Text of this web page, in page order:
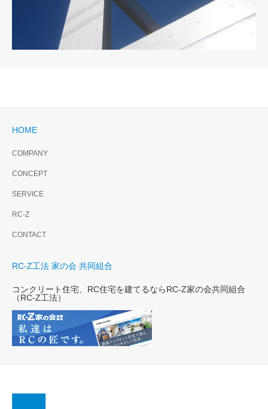
HOME
COMPANY
CONCEPT
SERVICE
RC-Z
CONTACT
RC-Z工法 家の会 共同組合
コンクリート住宅、RC住宅を建てるならRC-Z家の会共同組合
（RC-Z工法）